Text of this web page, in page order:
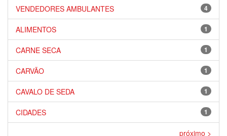
4
VENDEDORES AMBULANTES
1
ALIMENTOS
1
CARNE SECA
1
CARVÃO
1
CAVALO DE SEDA
1
CIDADES
próximo >